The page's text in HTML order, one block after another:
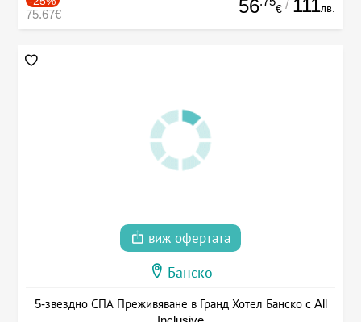
75.67€ 56 € / 111лв.
виж офертата
Банско
5-звездно СПА Преживяване в Гранд Хотел Банско с All